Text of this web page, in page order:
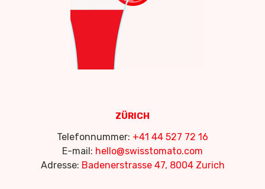
ZÜRICH
Telefonnummer: +41 44 527 72 16
E-mail: hello@swisstomato.com
Adresse: Badenerstrasse 47, 8004 Zurich